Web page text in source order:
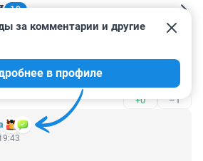
10
+0 –1
за комментарии и другие
в профиле